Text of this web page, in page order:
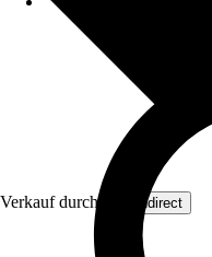
Verkauf durch: Wohndirect